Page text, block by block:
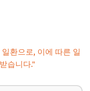
환으로, 이에 따른 일
습니다."